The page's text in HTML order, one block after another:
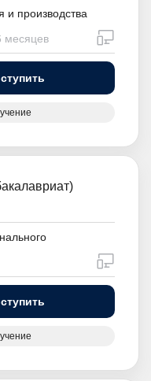
производства
месяцев